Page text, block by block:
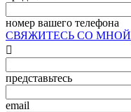
номер вашего телефона
СВЯЖИТЕСЬ СО МНОЙ

представьтесь
email